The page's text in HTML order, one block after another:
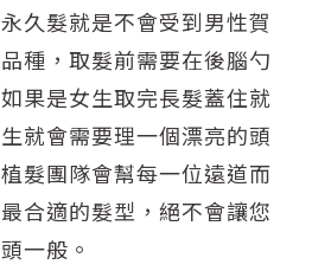
久髮就是不會受到男性賀
種，取髮前需要在後腦勺
果是女生取完長髮蓋住就
就會需要理一個漂亮的頭
髮團隊會幫每一位遠道而
合適的髮型，絕不會讓您
一般。